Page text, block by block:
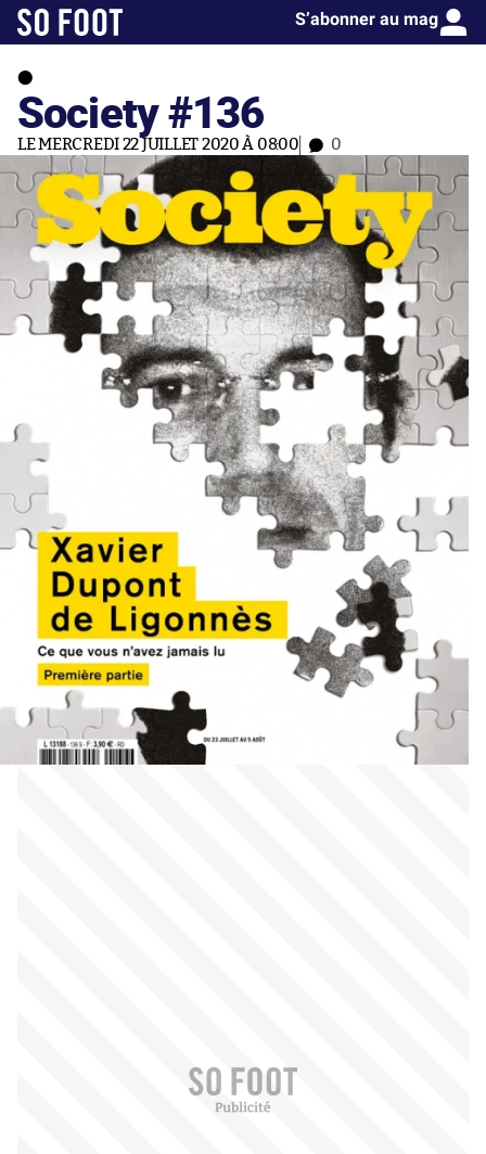
S’abonner au mag
Society #136
LE MERCREDI 22 JUILLET 2020 À 08:00 0